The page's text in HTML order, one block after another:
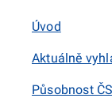
Úvod
Aktuálně
Působnost